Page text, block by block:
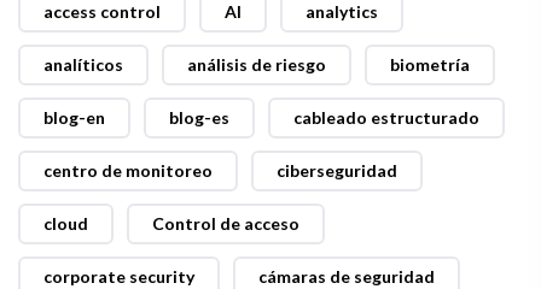
access control AI analytics
analíticos análisis de riesgo biometría
blog-en blog-es cableado estructurado
centro de monitoreo ciberseguridad
cloud Control de acceso
corporate security cámaras de seguridad